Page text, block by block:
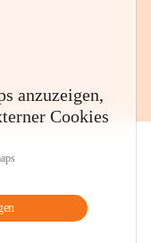
anzuzeigen,
Cookies